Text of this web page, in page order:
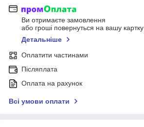
Ви отримаєте замовлення
або гроші повернуться на вашу картку
Детальніше
Оплатити частинами
Післяплата
Оплата на рахунок
Всі умови оплати